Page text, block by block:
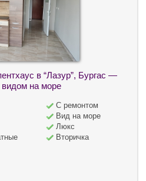
в “Лазур”, Бургас —
на море
С ремонтом
Вид на море
Люкс
Вторичка